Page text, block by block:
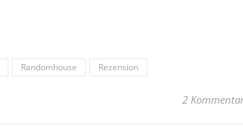
Randomhouse Rezension
2